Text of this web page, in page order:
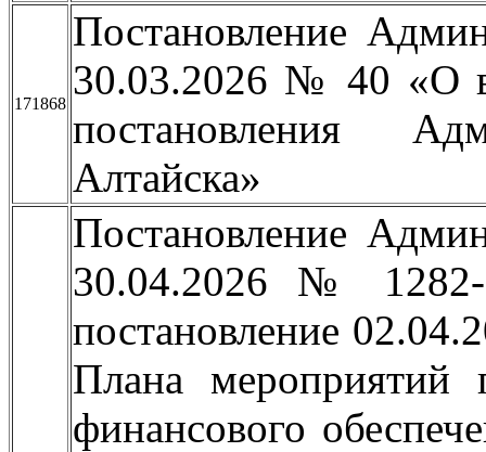
171868
Постановление
30.03.2026 № 40 «О
постановления
Алтайска»
Постановление
30.04.2026 №
постановление
Плана мероприятий
финансового